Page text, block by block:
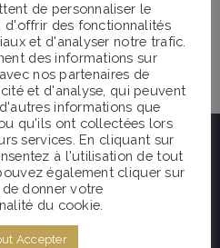
votre média ?
de personnaliser le
d'offrir des fonctionnalités
et d'analyser notre trafic.
des informations sur
nos partenaires de
et d'analyse, qui peuvent
informations que
qu'ils ont collectées lors
services. En cliquant sur
à l'utilisation de tout
également cliquer sur
de donner votre
du cookie.
Accepter